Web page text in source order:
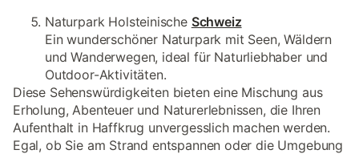
Naturpark Holsteinische Schweiz
Ein wunderschöner Naturpark mit Seen, Wäldern
und Wanderwegen, ideal für Naturliebhaber und
Outdoor-Aktivitäten.
Diese Sehenswürdigkeiten bieten eine Mischung aus
Erholung, Abenteuer und Naturerlebnissen, die Ihren
Aufenthalt in Haffkrug unvergesslich machen werden.
Egal, ob Sie am Strand entspannen oder die Umgebung